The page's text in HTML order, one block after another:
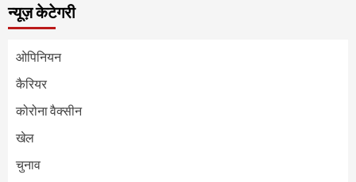
न्यूज़ केटेगरी
ओपिनियन
कैरियर
कोरोना वैक्सीन
खेल
चुनाव